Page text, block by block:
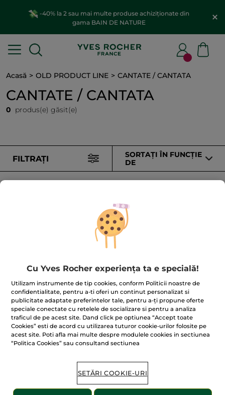
-40% la 2 sau mai multe produse achiziționate din
gama BAIN DE NATURE
Acasă OLD PRODUCT LINE CANTATE / CANTATA
CANTATE / CANTATA
0 produs(e) găsit(e)
FILTRAȚI
SORTAȚI ÎN FUNCȚIE
DE
100% extracte din
plante
60 de hectarede
terenuri pe care se practică
agricultura ecologică
Afișați mai multe
OLD PRODUCT LINE LES DEODORANTS NAT.
Cu Yves Rocher experiența ta e specială!
Utilizam instrumente de tip cookies, conform Politicii noastre de
confidentialitate, pentru a-ti oferi un continut personalizat si
publicitate adaptate preferintelor tale, pentru a-ți propune oferte
speciale conectate cu retelele de socializare si pentru a analiza
traficul de pe acest site. Dand click pe optiunea “Accept toate
Cookies” esti de acord cu utilizarea tuturor cookie-urilor folosite pe
acest site. Poti afla mai multe despre modulele cookies in sectiunea
“Politica Cookies” sau consultand sectiunea
SETĂRI COOKIE-URI